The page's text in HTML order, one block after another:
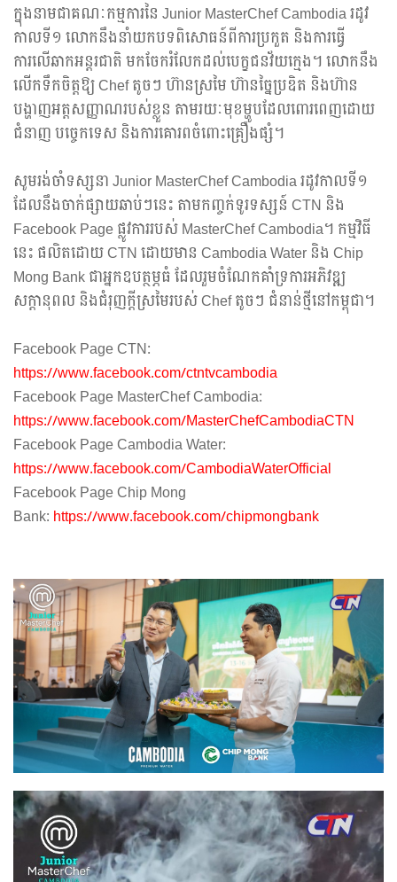
ក្នុងនាមជាគណៈកម្មការនៃ Junior MasterChef Cambodia រដូវ
កាលទី១ លោកនឹងនាំយកបទពិសោធន៍ពីការប្រកួត និងការធ្វើ
ការលើឆាកអន្តរជាតិ មកចែករំលែកដល់បេក្ខជនវ័យក្មេង។ លោកនឹង
លើកទឹកចិត្តឱ្យ Chef តូចៗ ហ៊ានស្រមៃ ហ៊ានច្នៃប្រឌិត និងហ៊ាន
បង្ហាញអត្តសញ្ញាណរបស់ខ្លួន តាមរយៈមុខម្ហូបដែលពោរពេញដោយ
ជំនាញ បច្ចេកទេស និងការគោរពចំពោះគ្រឿងផ្សំ។
សូមរង់ចាំទស្សនា Junior MasterChef Cambodia រដូវកាលទី១
ដែលនឹងចាក់ផ្សាយឆាប់ៗនេះ តាមកញ្ចក់ទូរទស្សន៍ CTN និង
Facebook Page ផ្លូវការរបស់ MasterChef Cambodia។ កម្មវិធី
នេះ ផលិតដោយ CTN ដោយមាន Cambodia Water និង Chip
Mong Bank ជាអ្នកឧបត្ថម្ភធំ ដែលរួមចំណែកគាំទ្រការអភិវឌ្ឍ
សក្តានុពល និងជំរុញក្តីស្រមៃរបស់ Chef តូចៗ ជំនាន់ថ្មីនៅកម្ពុជា។
Facebook Page CTN:
https://www.facebook.com/ctntvcambodia
Facebook Page MasterChef Cambodia:
https://www.facebook.com/MasterChefCambodiaCTN
Facebook Page Cambodia Water:
https://www.facebook.com/CambodiaWaterOfficial
Facebook Page Chip Mong
Bank: https://www.facebook.com/chipmongbank